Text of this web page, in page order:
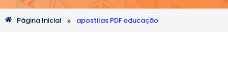
Página Inicial » apostilas PDF educação